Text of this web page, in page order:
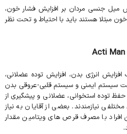
میل جنسی مردان بر افزایش فشار خون،
مبتلا هستند باید با احتیاط و تحت نظر
انرژی بدن، افزایش توده عضلانی،
سیستم ایمنی و سیستم قلبی-عروقی بدن
توده استخوانی، عضلانی و پیشگیری از
نیازمندند. بعضی از آقایان به نیاز
افراد با مصرف قرص های ویتامین مقدار